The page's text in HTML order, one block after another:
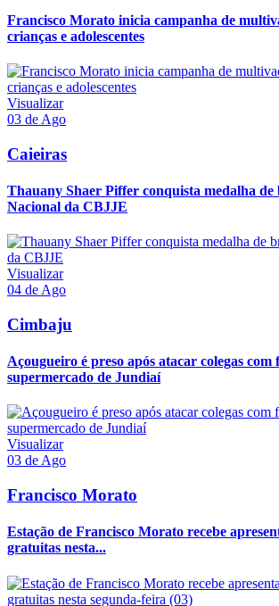
Francisco Morato inicia campanha de
crianças e adolescentes
Visualizar
03 de Ago
Caieiras
Thauany Shaer Piffer conquista medalha de
Nacional da CBJJE
Visualizar
04 de Ago
Cimbaju
Açougueiro é preso após atacar colegas com
supermercado de Jundiaí
Visualizar
03 de Ago
Francisco Morato
Estação de Francisco Morato recebe
gratuitas nesta...